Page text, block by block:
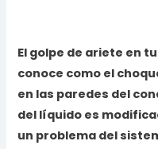
El golpe de ariete en
conoce como el
en las paredes del
del líquido es
un problema del